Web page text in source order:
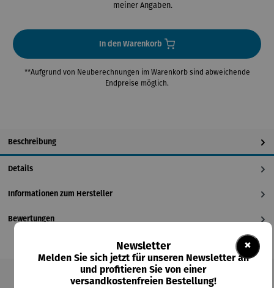
meiner Angaben.
In den Warenkorb
**Aufgrund von Neuberechnungen im Warenkorb sind abweichende
Endpreise möglich.
Beschreibung
Details
Informationen zum Hersteller
Bewertungen
×
Newsletter
Melden Sie sich jetzt für unseren Newsletter an
und profitieren Sie von einer
versandkostenfreien Bestellung!